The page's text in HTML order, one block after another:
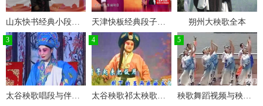
山东快书经典小段子大全 天津快板经典段子大全 朔州大秧歌全本
3
太谷秧歌唱段与伴奏大全
4
太谷秧歌祁太秧歌伴奏大全
5
秧歌舞蹈视频与秧歌舞曲大全